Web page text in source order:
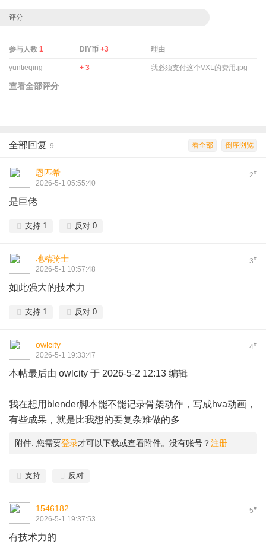
评分
参与人数 1 DIY币+3 理由
yuntieqing + 3 我必须支付这个VXL的费用.jpg
查看全部评分
倒序浏览
看全部
全部回复 9
2#
恩匹希
2026-5-1 05:55:40
是巨佬
支持 1 反对 0
3#
地精骑士
2026-5-1 10:57:48
如此强大的技术力
支持 1 反对 0
4#
owlcity
2026-5-1 19:33:47
本帖最后由 owlcity 于 2026-5-2 12:13 编辑
我在想用blender脚本能不能记录骨架动作，写成hva动画，
有些成果，就是比我想的要复杂难做的多
附件: 您需要登录才可以下载或查看附件。没有账号？注册
支持 反对
5#
1546182
2026-5-1 19:37:53
有技术力的